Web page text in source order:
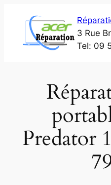
contenu
3 Rue
Tel: 09
Predator